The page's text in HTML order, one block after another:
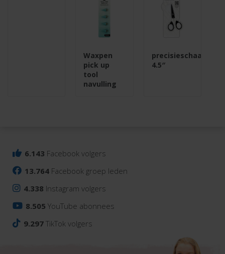
Waxpen
pick up
tool
navulling
precisieschaar
4.5″
6.143 Facebook volgers
13.764 Facebook groep leden
4.338 Instagram volgers
8.505 YouTube abonnees
9.297 TikTok volgers